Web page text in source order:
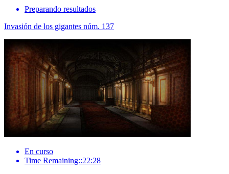
Preparando resultados
Invasión de los gigantes núm. 137
En curso
Time Remaining::22:28